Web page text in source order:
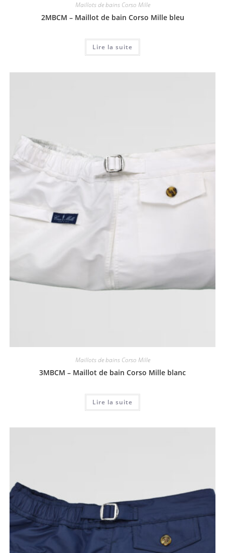
Maillots de bains Corso Mille
2MBCM – Maillot de bain Corso Mille bleu
Lire la suite
Maillots de bains Corso Mille
3MBCM – Maillot de bain Corso Mille blanc
Lire la suite